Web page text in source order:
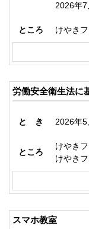
2026年
ところ けやき
労働安全衛生法に
と き 2026年
ところ
けやき
けやき
スマホ教室